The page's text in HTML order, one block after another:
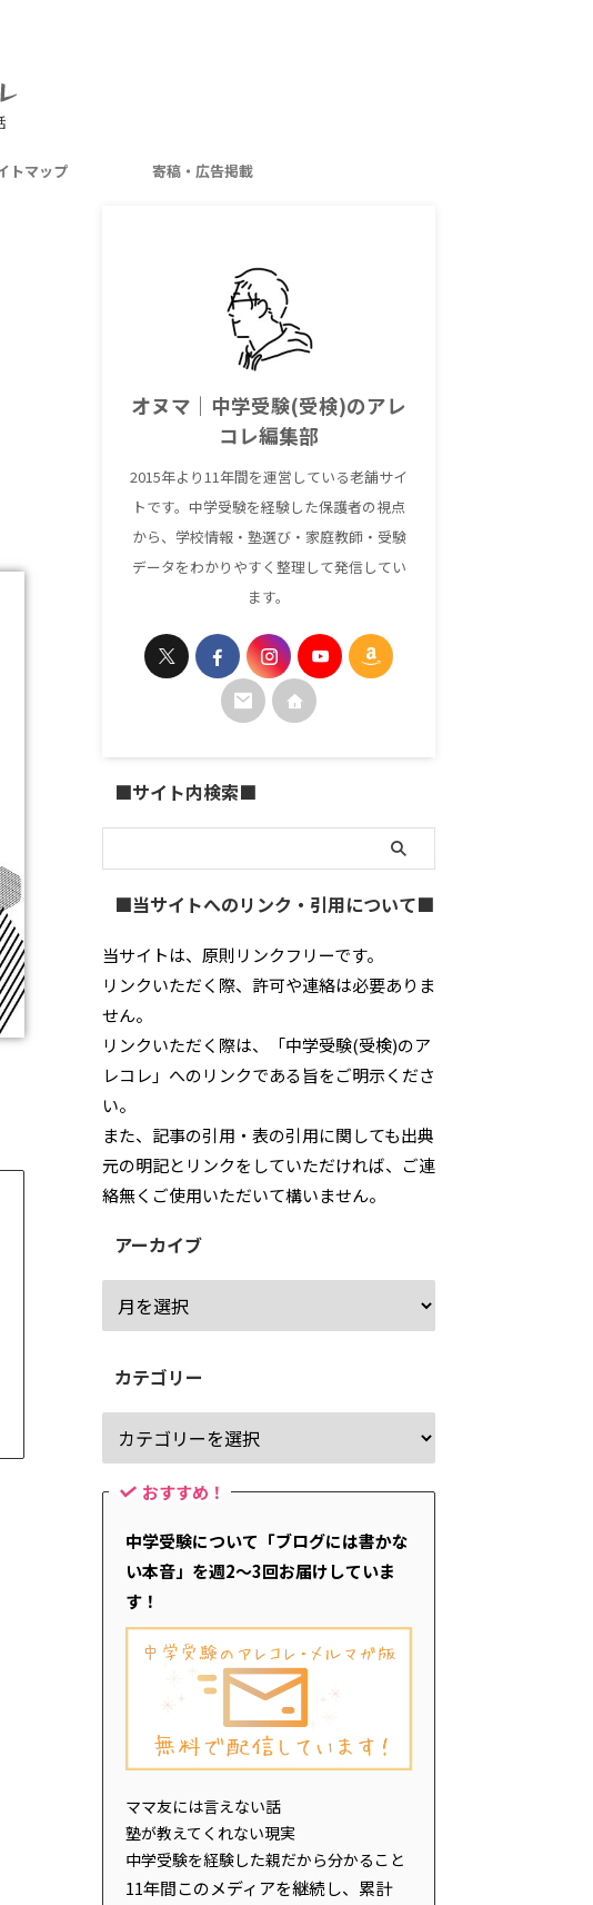
トマップ 寄稿・広告掲載
オヌマ｜中学受験(受検)のアレ
コレ編集部
2015年より11年間を運営している老舗サイ
トです。中学受験を経験した保護者の視点
から、学校情報・塾選び・家庭教師・受験
データをわかりやすく整理して発信してい
ます。
■サイト内検索■
■当サイトへのリンク・引用について■
当サイトは、原則リンクフリーです。
リンクいただく際、許可や連絡は必要ありま
せん。
リンクいただく際は、「中学受験(受検)のア
レコレ」へのリンクである旨をご明示くださ
い。
また、記事の引用・表の引用に関しても出典
元の明記とリンクをしていただければ、ご連
絡無くご使用いただいて構いません。
アーカイブ
カテゴリー
おすすめ！
中学受験について「ブログには書かな
い本音」を週2～3回お届けしていま
す！
ママ友には言えない話
塾が教えてくれない現実
中学受験を経験した親だから分かること
11年間このメディアを継続し、累計